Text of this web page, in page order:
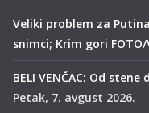
Veliki problem za
snimci; Krim gori FOTO/
BELI VENČAC: Od
Petak, 7. avgust 2026.